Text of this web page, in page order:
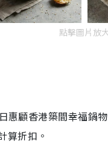
點擊圖片放
惠顧香港築間幸福鍋
算折扣。